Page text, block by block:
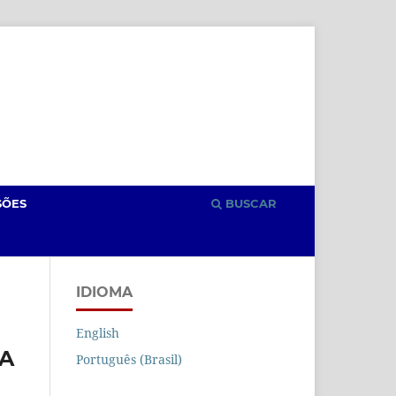
BUSCAR
IDIOMA
English
Português (Brasil)